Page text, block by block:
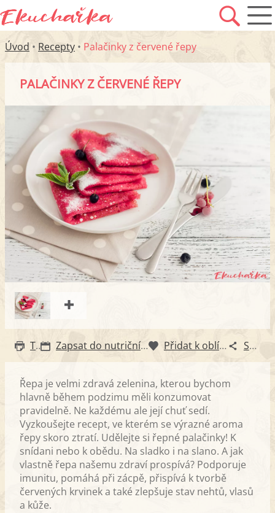
Úvod • Recepty • Palačinky z červené řepy
PALAČINKY Z ČERVENÉ ŘEPY
Tisk Zapsat do nutričního diáře Přidat k oblíbeným Sdílet
Řepa je velmi zdravá zelenina, kterou bychom
hlavně během podzimu měli konzumovat
pravidelně. Ne každému ale její chuť sedí.
Vyzkoušejte recept, ve kterém se výrazné aroma
řepy skoro ztratí. Udělejte si řepné palačinky! K
snídani nebo k obědu. Na sladko i na slano. A jak
vlastně řepa našemu zdraví prospívá? Podporuje
imunitu, pomáhá při zácpě, přispívá k tvorbě
červených krvinek a také zlepšuje stav nehtů, vlasů
a kůže.